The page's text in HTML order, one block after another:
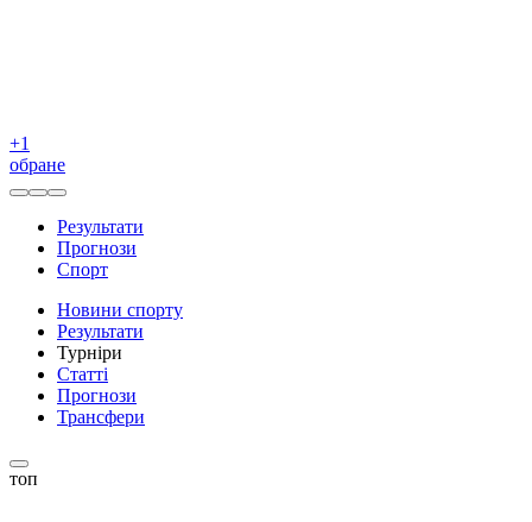
+1
обране
Результати
Прогнози
Спорт
Новини спорту
Результати
Турніри
Статті
Прогнози
Трансфери
топ